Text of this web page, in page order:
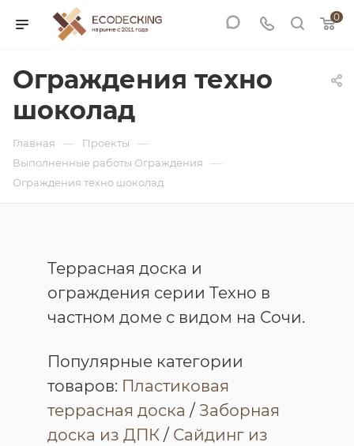
0
Ограждения техно
шоколад
Главная — Проекты —
Выполненные работы Ограждения —
Ограждения техно шоколад
Террасная доска и
ограждения серии Техно в
частном доме с видом на Сочи.
Популярные категории
товаров: Пластиковая
террасная доска / Заборная
доска из ДПК / Сайдинг из